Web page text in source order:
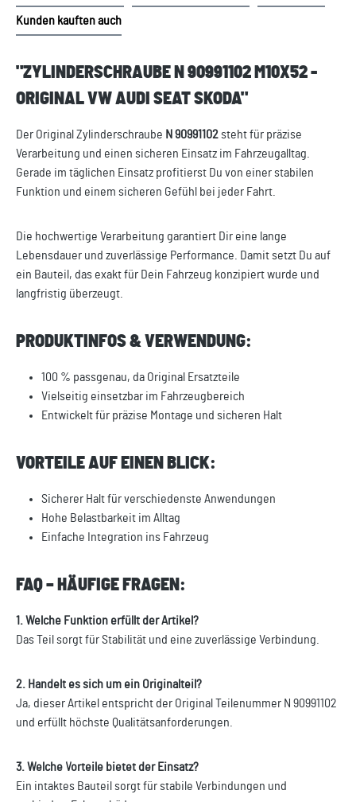
Kunden kauften auch
"ZYLINDERSCHRAUBE N 90991102 M10X52 -
ORIGINAL VW AUDI SEAT SKODA"
Der Original Zylinderschraube N 90991102steht für präzise
Verarbeitung und einen sicheren Einsatz im Fahrzeugalltag.
Gerade im täglichen Einsatz profitierst Du von einer stabilen
Funktion und einem sicheren Gefühl bei jeder Fahrt.
Die hochwertige Verarbeitung garantiert Dir eine lange
Lebensdauer und zuverlässige Performance. Damit setzt Du auf
ein Bauteil, das exakt für Dein Fahrzeug konzipiert wurde und
langfristig überzeugt.
PRODUKTINFOS & VERWENDUNG:
100 % passgenau, da Original Ersatzteile
Vielseitig einsetzbar im Fahrzeugbereich
Entwickelt für präzise Montage und sicheren Halt
VORTEILE AUF EINEN BLICK:
Sicherer Halt für verschiedenste Anwendungen
Hohe Belastbarkeit im Alltag
Einfache Integration ins Fahrzeug
FAQ – HÄUFIGE FRAGEN:
1. Welche Funktion erfüllt der Artikel?
Das Teil sorgt für Stabilität und eine zuverlässige Verbindung.
2. Handelt es sich um ein Originalteil?
Ja, dieser Artikel entspricht der Original Teilenummer N 90991102
und erfüllt höchste Qualitätsanforderungen.
3. Welche Vorteile bietet der Einsatz?
Ein intaktes Bauteil sorgt für stabile Verbindungen und